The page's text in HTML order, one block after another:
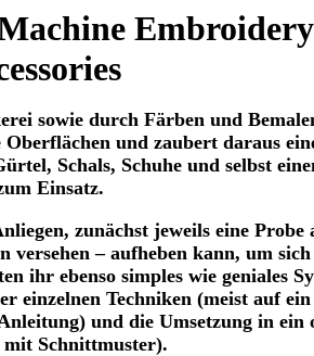
sowie durch Färben und
und zaubert daraus
Schals, Schuhe und selbst
Einsatz.
zunächst jeweils eine
versehen – aufheben kann, um
ihr ebenso simples wie geniales
einzelnen Techniken (meist auf
und die Umsetzung in ein
mit Schnittmuster).